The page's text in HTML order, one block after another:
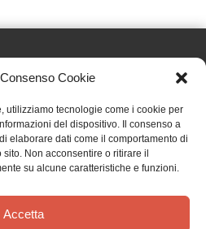
Cookie
utilizziamo tecnologie come i cookie per
del dispositivo. Il consenso a
elaborare dati come il comportamento di
Non acconsentire o ritirare il
su alcune caratteristiche e funzioni.
Accetta
Paolo SAS
(TO)
- Fax: (+39) 0121 353839